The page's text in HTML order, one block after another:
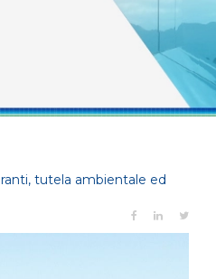
tutela ambientale ed